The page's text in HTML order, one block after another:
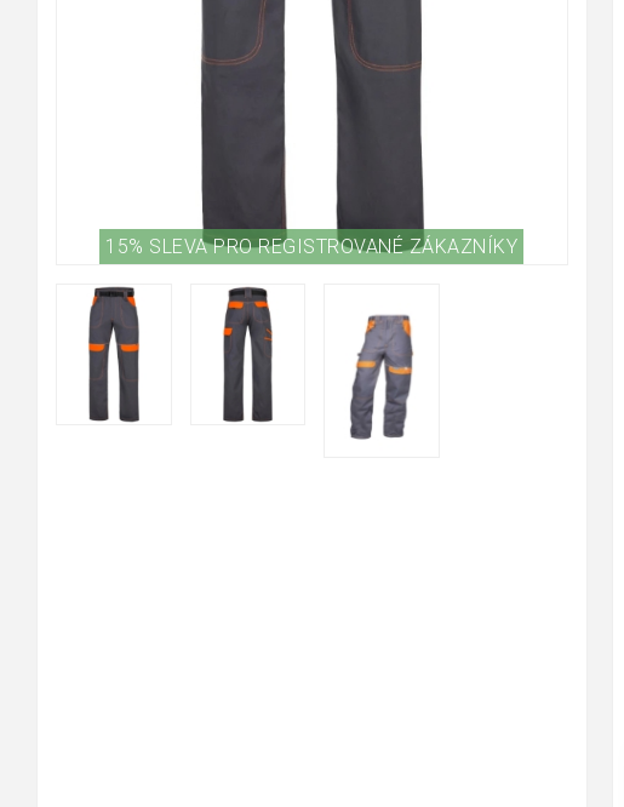
15% SLEVA PRO REGISTROVANÉ ZÁKAZNÍKY